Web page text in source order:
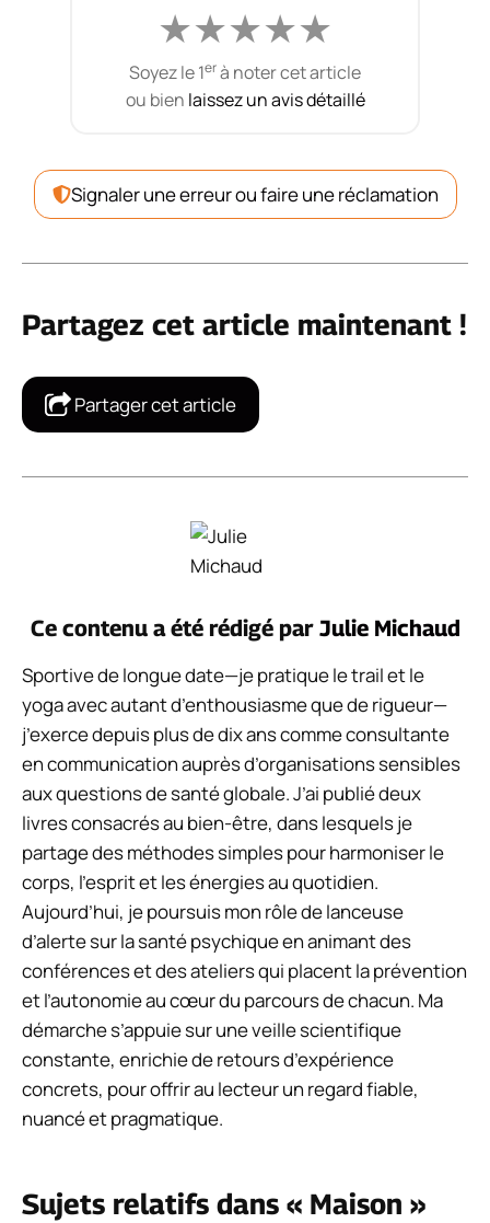
★★★★★
Soyez le 1erà noter cet article
ou bien laissez un avis détaillé
Signaler une erreur ou faire une réclamation
Partagez cet article maintenant !
Partager cet article
Ce contenu a été rédigé par Julie Michaud
Sportive de longue date—je pratique le trail et le
yoga avec autant d’enthousiasme que de rigueur—
j’exerce depuis plus de dix ans comme consultante
en communication auprès d’organisations sensibles
aux questions de santé globale. J’ai publié deux
livres consacrés au bien-être, dans lesquels je
partage des méthodes simples pour harmoniser le
corps, l’esprit et les énergies au quotidien.
Aujourd’hui, je poursuis mon rôle de lanceuse
d’alerte sur la santé psychique en animant des
conférences et des ateliers qui placent la prévention
et l’autonomie au cœur du parcours de chacun. Ma
démarche s’appuie sur une veille scientifique
constante, enrichie de retours d’expérience
concrets, pour offrir au lecteur un regard fiable,
nuancé et pragmatique.
Sujets relatifs dans « Maison »